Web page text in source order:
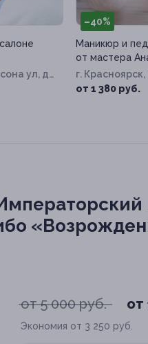
ул, д.
–40%
Маникюр и
от мастера
г.
11а
от 1 380 руб.
от 5 000 руб. от
Экономия от 3 250 руб.